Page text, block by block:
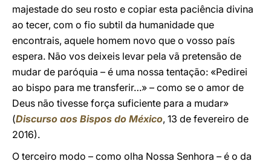
majestade do seu rosto e copiar esta paciência divina
ao tecer, com o fio subtil da humanidade que
encontrais, aquele homem novo que o vosso país
espera. Não vos deixeis levar pela vã pretensão de
mudar de paróquia – é uma nossa tentação: «Pedirei
ao bispo para me transferir…» – como se o amor de
Deus não tivesse força suficiente para a mudar»
(Discurso aos Bispos do México, 13 de fevereiro de
2016).
O terceiro modo – como olha Nossa Senhora – é o da